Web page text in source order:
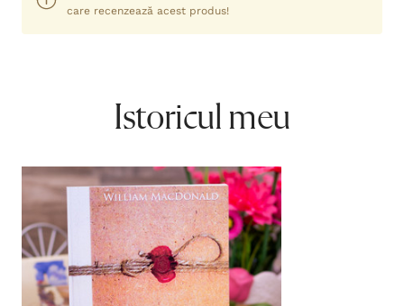
care recenzează acest produs!
Istoricul meu